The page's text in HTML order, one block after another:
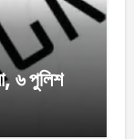
৬ পুলিশ